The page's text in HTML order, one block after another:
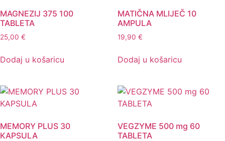
MAGNEZIJ 375 100
TABLETA
25,00 €
Dodaj u košaricu
MATIČNA MLIJEČ 10
AMPULA
19,90 €
Dodaj u košaricu
MEMORY PLUS 30
KAPSULA
VEGZYME 500 mg 60
TABLETA